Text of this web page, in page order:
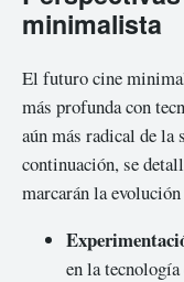
minimalista
El futuro cine
más profunda con
aún más radical de
continuación, se
marcarán la
en la